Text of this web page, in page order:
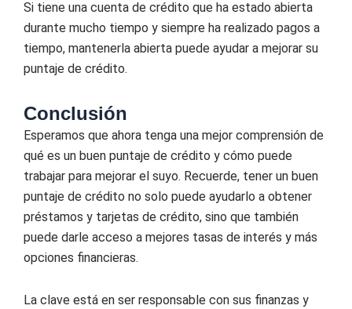
Si tiene una cuenta de crédito que ha estado abierta
durante mucho tiempo y siempre ha realizado pagos a
tiempo, mantenerla abierta puede ayudar a mejorar su
puntaje de crédito.
Conclusión
Esperamos que ahora tenga una mejor comprensión de
qué es un buen puntaje de crédito y cómo puede
trabajar para mejorar el suyo. Recuerde, tener un buen
puntaje de crédito no solo puede ayudarlo a obtener
préstamos y tarjetas de crédito, sino que también
puede darle acceso a mejores tasas de interés y más
opciones financieras.
La clave está en ser responsable con sus finanzas y